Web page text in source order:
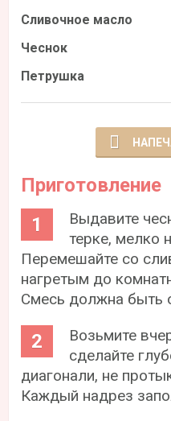
Сливочное масло
Чеснок
Петрушка
Приготовление
Выдавите
терке, мелко
Перемешайте со
нагретым до
Смесь должна быть
Возьмите
сделайте
диагонали, не
Каждый надрез